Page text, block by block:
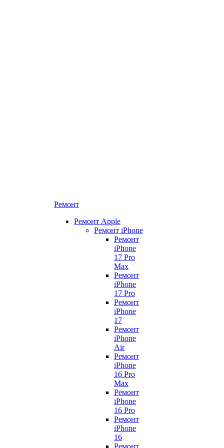
Ремонт
Ремонт Apple
Ремонт iPhone
Ремонт
iPhone
17 Pro
Max
Ремонт
iPhone
17 Pro
Ремонт
iPhone
17
Ремонт
iPhone
Air
Ремонт
iPhone
16 Pro
Max
Ремонт
iPhone
16 Pro
Ремонт
iPhone
16
Ремонт